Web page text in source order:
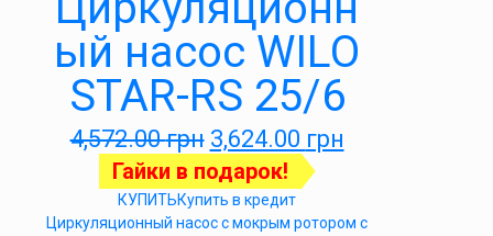
ый насос WILO
STAR-RS 25/6
4,572.00грн 3,624.00 грн
Гайки в подарок!
КУПИТЬКупить в кредит
Циркуляционный насос с мокрым ротором с